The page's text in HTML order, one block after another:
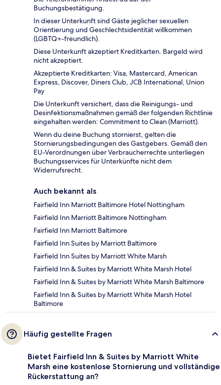
Buchungsbestätigung.
In dieser Unterkunft sind Gäste jeglicher sexuellen
Orientierung und Geschlechtsidentität willkommen
(LGBTQ+-freundlich).
Diese Unterkunft akzeptiert Kreditkarten. Bargeld wird
nicht akzeptiert.
Akzeptierte Kreditkarten: Visa, Mastercard, American
Express, Discover, Diners Club, JCB International, Union
Pay
Die Unterkunft versichert, dass die Reinigungs- und
Desinfektionsmaßnahmen gemäß der folgenden Richtlinie
eingehalten werden: Commitment to Clean (Marriott).
Wenn du deine Buchung stornierst, gelten die
Stornierungsbedingungen des Gastgebers. Gemäß den
EU-Verordnungen über Verbraucherrechte unterliegen
Buchungsservices für Unterkünfte nicht dem
Widerrufsrecht.
Auch bekannt als
Fairfield Inn Marriott Baltimore Hotel Nottingham
Fairfield Inn Marriott Baltimore Nottingham
Fairfield Inn Marriott Baltimore
Fairfield Inn Suites by Marriott Baltimore
Fairfield Inn Suites by Marriott White Marsh
Fairfield Inn & Suites by Marriott White Marsh Hotel
Fairfield Inn & Suites by Marriott White Marsh Baltimore
Fairfield Inn & Suites by Marriott White Marsh Hotel
Baltimore
Häufig gestellte Fragen
Bietet Fairfield Inn & Suites by Marriott White
Marsh eine kostenlose Stornierung und vollständige
Rückerstattung an?